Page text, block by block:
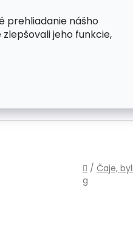
prehliadanie nášho
jeho funkcie,
OSOBNÝCH ÚDAJOV
Domov
/ Čaje,
g